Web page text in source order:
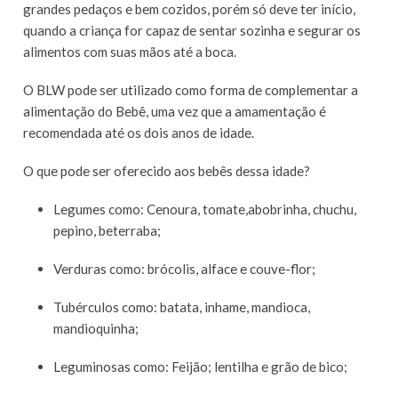
grandes pedaços e bem cozidos, porém só deve ter início,
quando a criança for capaz de sentar sozinha e segurar os
alimentos com suas mãos até a boca.
O BLW pode ser utilizado como forma de complementar a
alimentação do Bebê, uma vez que a amamentação é
recomendada até os dois anos de idade.
O que pode ser oferecido aos bebês dessa idade?
Legumes como: Cenoura, tomate,abobrinha, chuchu,
pepino, beterraba;
Verduras como: brócolis, alface e couve-flor;
Tubérculos como: batata, inhame, mandioca,
mandioquinha;
Leguminosas como: Feijão; lentilha e grão de bico;